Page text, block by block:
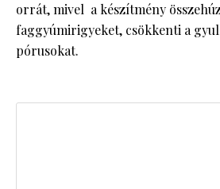
orrát, mivel a készítmény
faggyúmirigyeket, csökkenti a
pórusokat.